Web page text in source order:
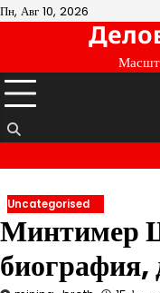
Перейти
Пн, Авг 10, 2026
Uncategorised
Минтимер
биография,